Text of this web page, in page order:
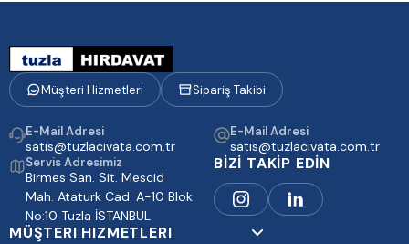
Müşteri Hizmetleri Sipariş Takibi
E-Mail Adresi
satis@tuzlacivata.com.tr
E-Mail Adresi
satis@tuzlacivata.com.tr
Servis Adresimiz
Birmes San. Sit. Mescid
Mah. Ataturk Cad. A-10 Blok
No:10 Tuzla İSTANBUL
BİZİ TAKİP EDİN
MÜŞTERI HIZMETLERI